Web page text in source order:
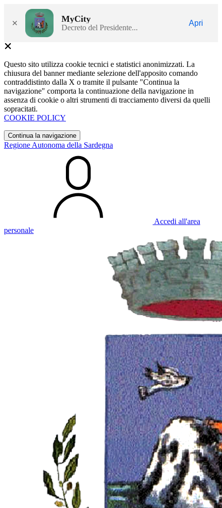
× MyCity
Decreto del Presidente...
Apri
Questo sito utilizza cookie tecnici e statistici anonimizzati. La
chiusura del banner mediante selezione dell'apposito comando
contraddistinto dalla X o tramite il pulsante "Continua la
navigazione" comporta la continuazione della navigazione in
assenza di cookie o altri strumenti di tracciamento diversi da quelli
sopracitati.
COOKIE POLICY
Continua la navigazione
Regione Autonoma della Sardegna
Accedi all'area
personale